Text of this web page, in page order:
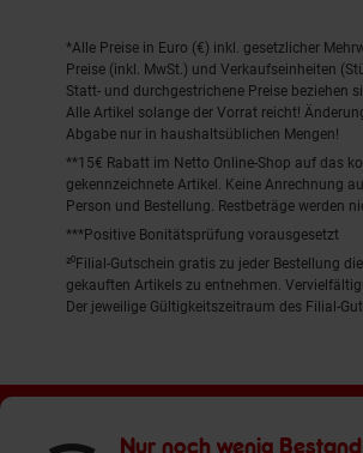
Nur noch wenig
Fußnoten
*Alle Preise in Euro (€) inkl. gesetzlicher
Preise (inkl. MwSt.) und Verkaufseinheiten
Statt- und durchgestrichene Preise beziehen
Alle Artikel solange der Vorrat reicht!
Abgabe nur in haushaltsüblichen Mengen!
**15€ Rabatt im Netto Online-Shop auf das
gekennzeichnete Artikel. Keine Anrechnung
Person und Bestellung. Restbeträge werden
***Positive Bonitätsprüfung vorausgesetzt
²⁰Filial-Gutschein gratis zu jeder Bestellung
gekauften Artikels zu entnehmen.
Der jeweilige Gültigkeitszeitraum des Filial-